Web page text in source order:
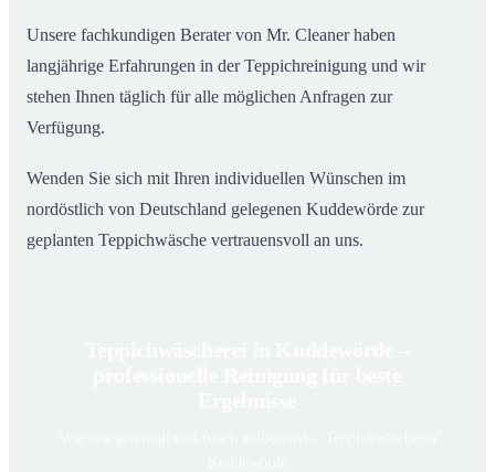
Unsere fachkundigen Berater von Mr. Cleaner haben
langjährige Erfahrungen in der Teppichreinigung und wir
stehen Ihnen täglich für alle möglichen Anfragen zur
Verfügung.
Wenden Sie sich mit Ihren individuellen Wünschen im
nordöstlich von Deutschland gelegenen Kuddewörde zur
geplanten Teppichwäsche vertrauensvoll an uns.